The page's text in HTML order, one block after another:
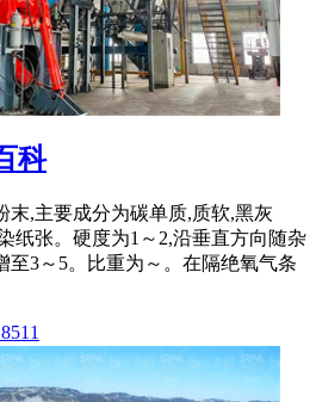
科
末,主要成分为碳单质,质软,黑灰
纸张。硬度为1～2,沿垂直方向随杂
至3～5。比重为～。在隔绝氧气条